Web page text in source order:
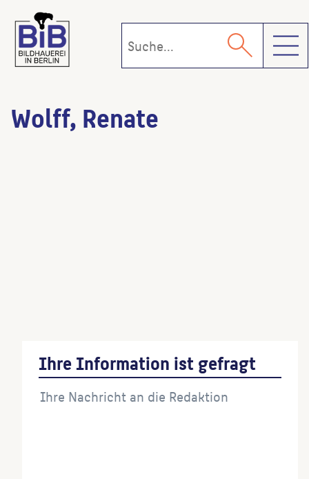
Wolff, Renate
Ihre Information ist gefragt